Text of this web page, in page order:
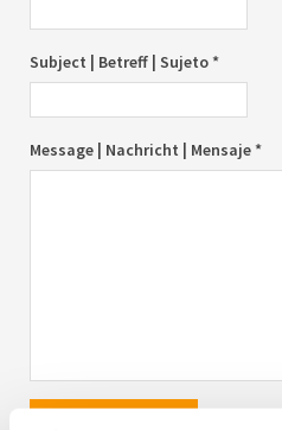
Subject | Betreff | Sujeto *
Message | Nachricht | Mensaje *